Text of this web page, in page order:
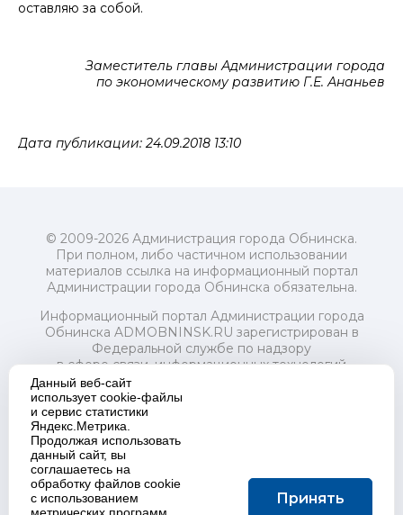
оставляю за собой.
Заместитель главы Администрации города
по экономическому развитию Г.Е. Ананьев
Дата публикации: 24.09.2018 13:10
© 2009-2026 Администрация города Обнинска.
При полном, либо частичном использовании
материалов ссылка на информационный портал
Администрации города Обнинска обязательна.
Информационный портал Администрации города
Обнинска ADMOBNINSK.RU зарегистрирован в
Федеральной службе по надзору
в сфере связи, информационных технологий
и массовых коммуникаций (Роскомнадзор) 24 июля
2018 года.
Свидетельство о регистрации Эл № ФС77-73321
Учредитель: Администрация (исполнительно-
распорядительный орган) городского округа "Город
Обнинск". Главный редактор: Байкова Е.А.
Адрес электронной почты Редакции:
redactor@admobninsk.ru
Данный веб-сайт
использует cookie-файлы
и сервис статистики
Яндекс.Метрика.
Продолжая использовать
данный сайт, вы
соглашаетесь на
обработку файлов cookie
с использованием
Принять